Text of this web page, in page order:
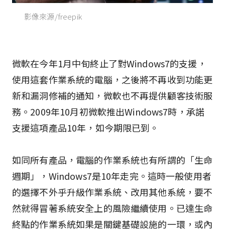
影像來源/freepik
微軟在今年1月中旬終止了對Windows7的支援，
使用這套作業系統的電腦，之後將不再收到功能更
新和漏洞修補的通知，微軟也不再提供顧客技術服
務。2009年10月初微軟推出Windows7時，承諾
支援這項產品10年，如今期限已到。
如同所有產品，電腦的作業系統也有所謂的「生命
週期」，Windows7是10年走完。這時一般使用者
的選擇不外乎升級作業系統、改用其他系統，要不
然就得冒著系統安全上的風險繼續使用。已達生命
終點的作業系統如果是關鍵基礎設施的一環，或內